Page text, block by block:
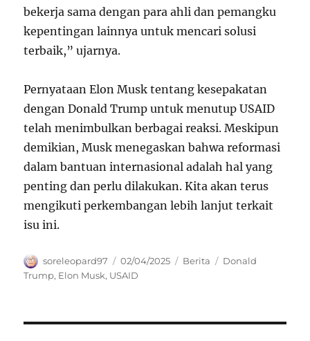
bekerja sama dengan para ahli dan pemangku
kepentingan lainnya untuk mencari solusi
terbaik,” ujarnya.
Pernyataan Elon Musk tentang kesepakatan
dengan Donald Trump untuk menutup USAID
telah menimbulkan berbagai reaksi. Meskipun
demikian, Musk menegaskan bahwa reformasi
dalam bantuan internasional adalah hal yang
penting dan perlu dilakukan. Kita akan terus
mengikuti perkembangan lebih lanjut terkait
isu ini.
Author
soreleopard97
Posted
on
02/04/2025 Categories
Berita Tags
Donald
Trump, Elon Musk, USAID